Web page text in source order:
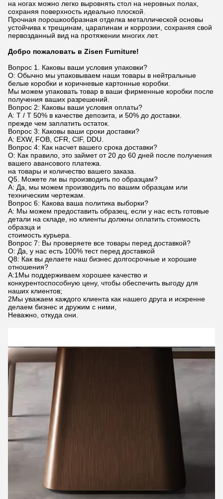
на ногах можно легко выровнять стол на неровных полах,
сохраняя поверхность идеально плоской.
Прочная порошкообразная отделка металлической основы
устойчива к трещинам, царапинам и коррозии, сохраняя свой
первозданный вид на протяжении многих лет.
Добро пожаловать в Zisen Furniture!
Вопрос 1. Каковы ваши условия упаковки?
О: Обычно мы упаковываем наши товары в нейтральные
белые коробки и коричневые картонные коробки.
Мы можем упаковать товар в ваши фирменные коробки после
получения ваших разрешений.
Вопрос 2: Каковы ваши условия оплаты?
A: T / T 50% в качестве депозита, и 50% до доставки.
прежде чем заплатить остаток.
Вопрос 3: Каковы ваши сроки доставки?
A: EXW, FOB, CFR, CIF, DDU.
Вопрос 4: Как насчет вашего срока доставки?
О: Как правило, это займет от 20 до 60 дней после получения
вашего авансового платежа.
на товары и количество вашего заказа.
Q5. Можете ли вы производить по образцам?
A: Да, мы можем производить по вашим образцам или
техническим чертежам.
Вопрос 6: Какова ваша политика выборки?
A: Мы можем предоставить образец, если у нас есть готовые
детали на складе, но клиенты должны оплатить стоимость
образца и
стоимость курьера.
Вопрос 7: Вы проверяете все товары перед доставкой?
О: Да, у нас есть 100% тест перед доставкой
Q8: Как вы делаете наш бизнес долгосрочные и хорошие
отношения?
А:1Мы поддерживаем хорошее качество и
конкурентоспособную цену, чтобы обеспечить выгоду для
наших клиентов;
2Мы уважаем каждого клиента как нашего друга и искренне
делаем бизнес и дружим с ними,
Неважно, откуда они.